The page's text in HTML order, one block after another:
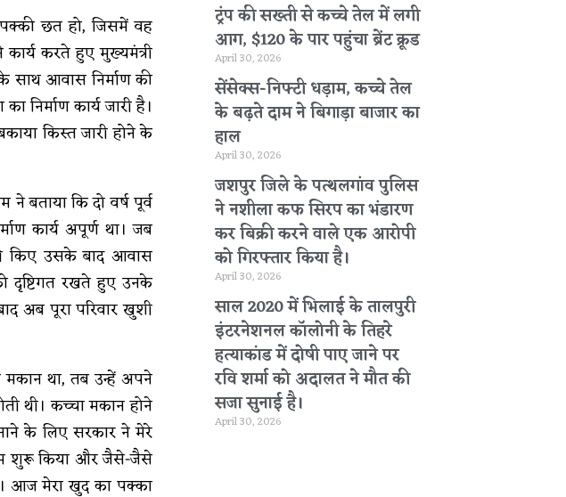
छत हो, जिसमें वह
करते हुए मुख्यमंत्री
साथ आवास निर्माण की
निर्माण कार्य जारी है।
किस्त जारी होने के
बताया कि दो वर्ष पूर्व
कार्य अपूर्ण था। जब
किए उसके बाद आवास
दृष्टिगत रखते हुए उनके
अब पूरा परिवार खुशी
मकान था, तब उन्हें अपने
थी। कच्चा मकान होने
के लिए सरकार ने मेरे
शुरू किया और जैसे-जैसे
आज मेरा खुद का पक्का
ट्रंप की सख्ती से कच्चे तेल में लगी
आग, $120 के पार पहुंचा ब्रेंट क्रूड
April 30, 2026
सेंसेक्स-निफ्टी धड़ाम, कच्चे तेल
के बढ़ते दाम ने बिगाड़ा बाजार का
हाल
April 30, 2026
जशपुर जिले के पत्थलगांव पुलिस
ने नशीला कफ सिरप का भंडारण
कर बिक्री करने वाले एक आरोपी
को गिरफ्तार किया है।
April 30, 2026
साल 2020 में भिलाई के तालपुरी
इंटरनेशनल कॉलोनी के तिहरे
हत्याकांड में दोषी पाए जाने पर
रवि शर्मा को अदालत ने मौत की
सजा सुनाई है।
April 30, 2026